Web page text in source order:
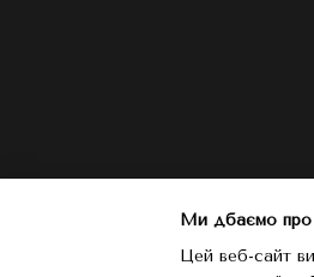
Ми дбаємо про
Цей веб-сайт